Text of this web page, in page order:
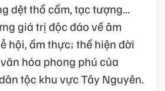
dệt thổ cẩm, tạc tượng...
giá trị độc đáo về âm
hội, ẩm thực; thể hiện đời
hóa phong phú của
tộc khu vực Tây Nguyên.